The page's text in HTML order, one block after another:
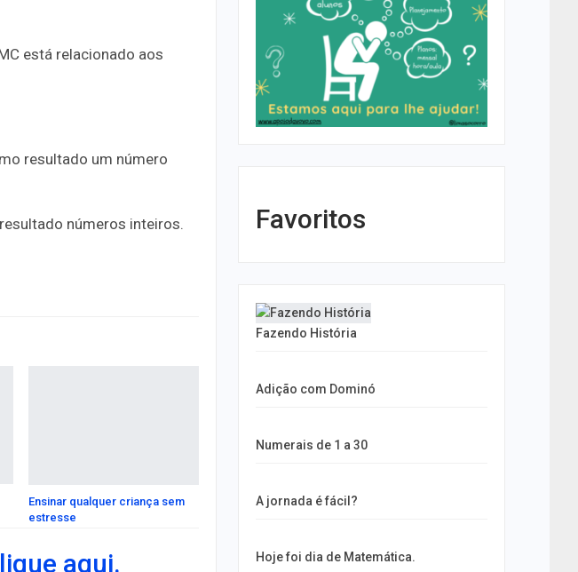
está relacionado aos
resultado um número
números inteiros.
Ensinar qualquer criança sem
estresse
aqui.
Favoritos
Fazendo História
Adição com Dominó
Numerais de 1 a 30
A jornada é fácil?
Hoje foi dia de Matemática.